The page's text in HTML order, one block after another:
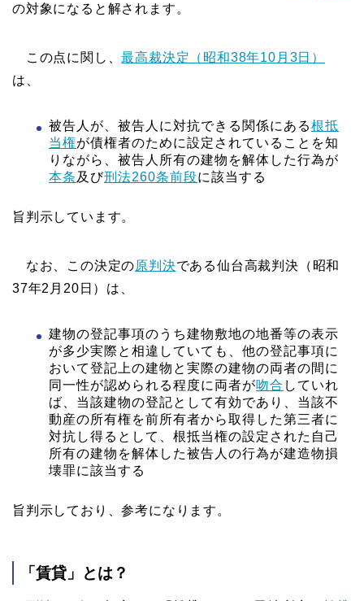
の対象になると解されます。
この点に関し、最高裁決定（昭和38年10月3日）
は、
被告人が、被告人に対抗できる関係にある根抵
当権が債権者のために設定されていることを知
りながら、被告人所有の建物を解体した行為が
本条 及び刑法260条前段に該当する
旨判示しています。
なお、この決定の原判決である仙台高裁判決（昭和
37年2月20日）は、
建物の登記事項のうち建物敷地の地番等の表示
が多少実際と相違していても、他の登記事項に
おいて登記上の建物と実際の建物の両者の間に
同一性が認められる程度に両者が吻合 していれ
ば、当該建物の登記として有効であり、当該不
動産の所有権を前所有者から取得した第三者に
対抗し得るとして、根抵当権の設定された自己
所有の建物を解体した被告人の行為が建造物損
壊罪に該当する
旨判示しており、参考になります。
「賃貸」とは？